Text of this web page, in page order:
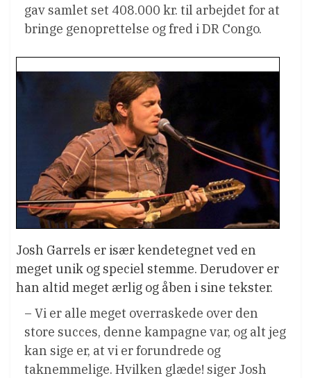
gav samlet set 408.000 kr. til arbejdet for at
bringe genoprettelse og fred i DR Congo.
Josh Garrels er især kendetegnet ved en
meget unik og speciel stemme. Derudover er
han altid meget ærlig og åben i sine tekster.
– Vi er alle meget overraskede over den
store succes, denne kampagne var, og alt jeg
kan sige er, at vi er forundrede og
taknemmelige. Hvilken glæde! siger Josh